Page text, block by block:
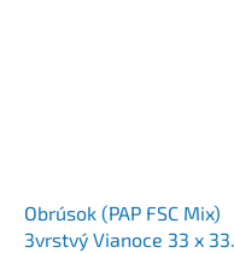
Obrúsok (PAP FSC Mix)
3vrstvý Vianoce 33 x 33